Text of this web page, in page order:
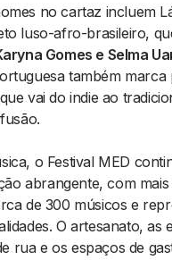
no cartaz incluem
luso-afro-brasileiro,
Gomes e Selma
também marca
vai do indie ao
o Festival MED
abrangente, com
de 300 músicos e
O artesanato, as
rua e os espaços de